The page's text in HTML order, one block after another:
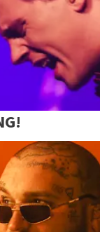
Matters
reviews